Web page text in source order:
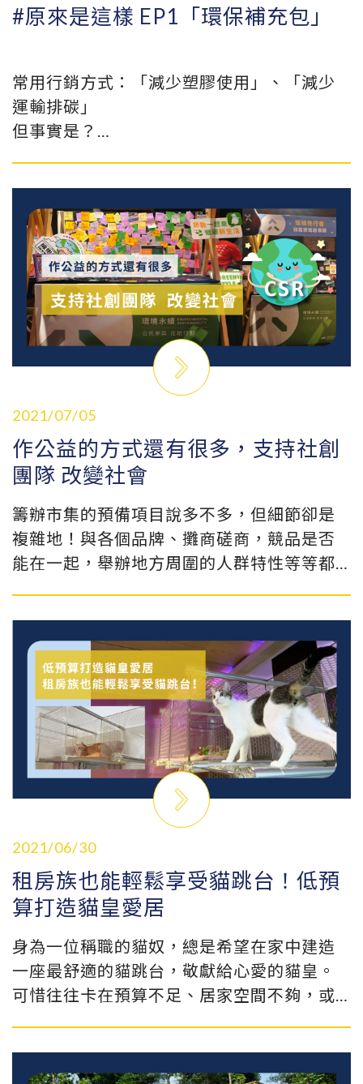
#原來是這樣 EP1「環保補充包」
常用行銷方式：「減少塑膠使用」、「減少
運輸排碳」
但事實是？
去色，也很難將其複合材料拆解分類，所以
只能丟到一般垃圾去焚燒去化；它確實在你
用的當下減少了塑膠瓶器的產出，但這樣的
使用卻浪費了一個補充包的塑膠料，使它只
能被燒掉無法再利用！
而用洗劑瓶器，因為印刷標誌多為貼紙服
貼，進到回收場域只需將貼紙去除，瓶器清
洗粉碎後就是很好的再生料，這個塑膠資源
又可以好好地被使用在市場之中！
2021/07/05
作公益的方式還有很多，支持社創
團隊 改變社會
籌辦市集的預備項目說多不多，但細節卻是
複雜地！與各個品牌、攤商磋商，競品是否
能在一起，舉辦地方周圍的人群特性等等都
展人，會希望在吸引目光的同時，在場域裡
也增添一些溫暖，例如：邀請環保、公益團
體或開啟勸募行動...！
2021/06/30
租房族也能輕鬆享受貓跳台！低預
算打造貓皇愛居
身為一位稱職的貓奴，總是希望在家中建造
一座最舒適的貓跳台，敬獻給心愛的貓皇。
可惜往往卡在預算不足、居家空間不夠，或
貓也始終沒有跳台可以大展身手。